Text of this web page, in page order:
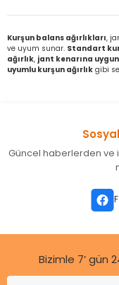
Kurşun balans ağırlıkları,
ve uyum sunar. Standart
ağırlık, jant kenarına
uyumlu kurşun ağırlık gibi
Güncel haberlerden ve
Bizimle 7’ gün